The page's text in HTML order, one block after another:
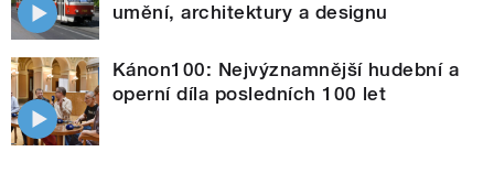
umění, architektury a designu
Kánon100: Nejvýznamnější hudební a
operní díla posledních 100 let